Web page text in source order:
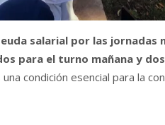
salarial por las jornadas
para el turno mañana y
condición esencial para la